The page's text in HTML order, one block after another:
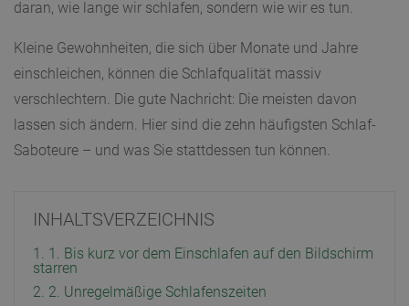
daran, wie lange wir schlafen, sondern wie wir es tun.
Kleine Gewohnheiten, die sich über Monate und Jahre
einschleichen, können die Schlafqualität massiv
verschlechtern. Die gute Nachricht: Die meisten davon
lassen sich ändern. Hier sind die zehn häufigsten Schlaf-
Saboteure – und was Sie stattdessen tun können.
INHALTSVERZEICHNIS
1. 1. Bis kurz vor dem Einschlafen auf den Bildschirm
starren
2. 2. Unregelmäßige Schlafenszeiten